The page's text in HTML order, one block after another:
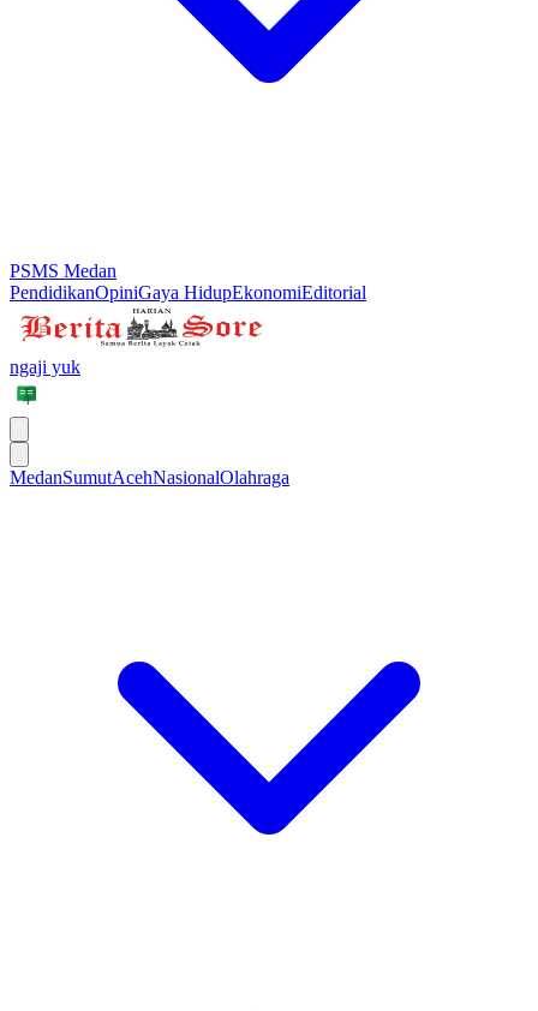
PSMS Medan
PendidikanOpiniGaya HidupEkonomiEditorial
ngaji yuk
MedanSumutAcehNasionalOlahraga